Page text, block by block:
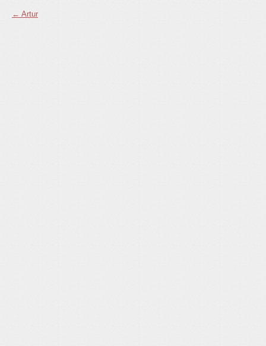
← Artur